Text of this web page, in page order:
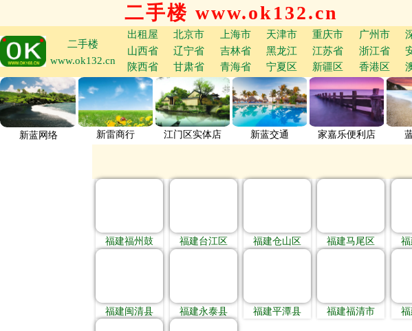
二手楼 www.ok132.cn
二手楼
www.ok132.cn
出租屋 北京市 上海市 天津市 重庆市 广州市
山西省
辽宁省 吉林省 黑龙江 江苏省 浙江省
陕西省
甘肃省 青海省 宁夏区 新疆区 香港区
新蓝网络 新雷商行 江门区实体店 新蓝交通 家嘉乐便利店
福建福州鼓 福建台江区 福建仓山区 福建马尾区
福建闽清县 福建永泰县 福建平潭县 福建福清市